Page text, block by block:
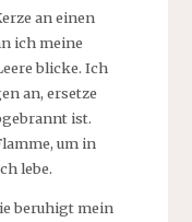
an einen
ich meine
blicke. Ich
an, ersetze
ist.
um in
lebe.
beruhigt mein